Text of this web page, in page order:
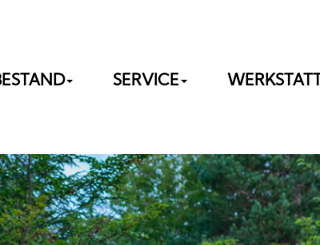
SERVICE WERKSTATT